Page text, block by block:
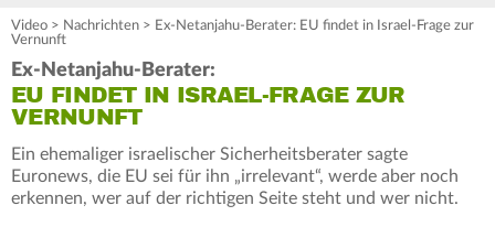
Video > Nachrichten > Ex-Netanjahu-Berater: EU findet in Israel-Frage zur
Vernunft
Ex-Netanjahu-Berater:
EU FINDET IN ISRAEL-FRAGE ZUR
VERNUNFT
Ein ehemaliger israelischer Sicherheitsberater sagte
Euronews, die EU sei für ihn „irrelevant“, werde aber noch
erkennen, wer auf der richtigen Seite steht und wer nicht.